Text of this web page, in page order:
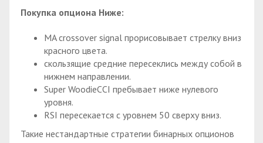
Покупка опциона Ниже:
MA crossover signal прорисовывает стрелку вниз
красного цвета.
скользящие средние пересеклись между собой в
нижнем направлении.
Super WoodieCCI пребывает ниже нулевого
уровня.
RSI пересекается с уровнем 50 сверху вниз.
Такие нестандартные стратегии бинарных опционов